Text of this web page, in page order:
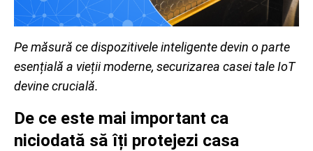
Pe măsură ce dispozitivele inteligente devin o parte
esențială a vieții moderne, securizarea casei tale IoT
devine crucială.
De ce este mai important ca
niciodată să îți protejezi casa